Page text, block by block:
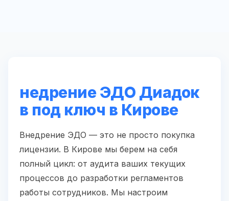
недрение ЭДО Диадок
в под ключ в Кирове
Внедрение ЭДО — это не просто покупка
лицензии. В Кирове мы берем на себя
полный цикл: от аудита ваших текущих
процессов до разработки регламентов
работы сотрудников. Мы настроим